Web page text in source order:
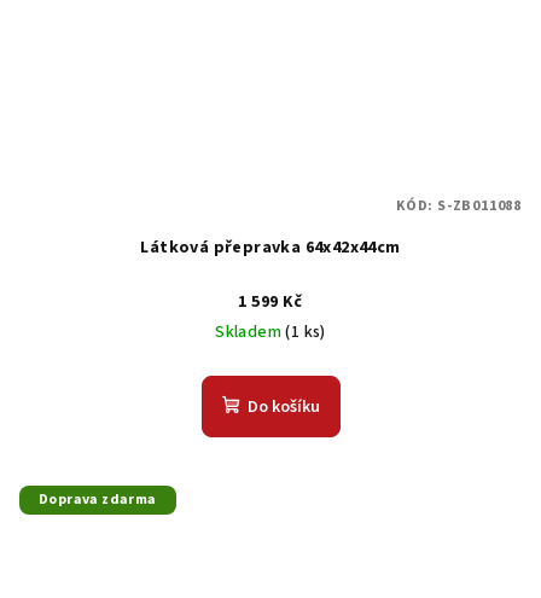
Látková přepravka 64x42x44cm
1 599 Kč
Skladem(1 ks)
Do košíku
KÓD: S-ZB011088
Doprava zdarma